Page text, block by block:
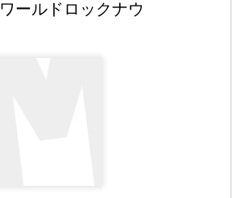
ワールドロックナウ